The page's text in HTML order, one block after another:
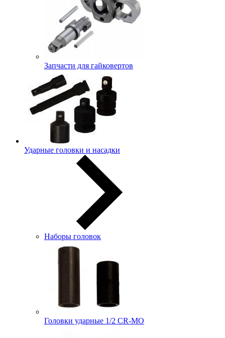
Запчасти для гайковертов
Ударные головки и насадки
Наборы головок
Головки ударные 1/2 CR-MO